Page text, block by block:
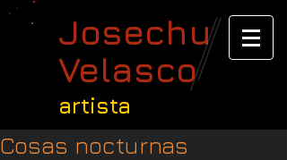
Josechu
Velasco
artista
Cosas nocturnas